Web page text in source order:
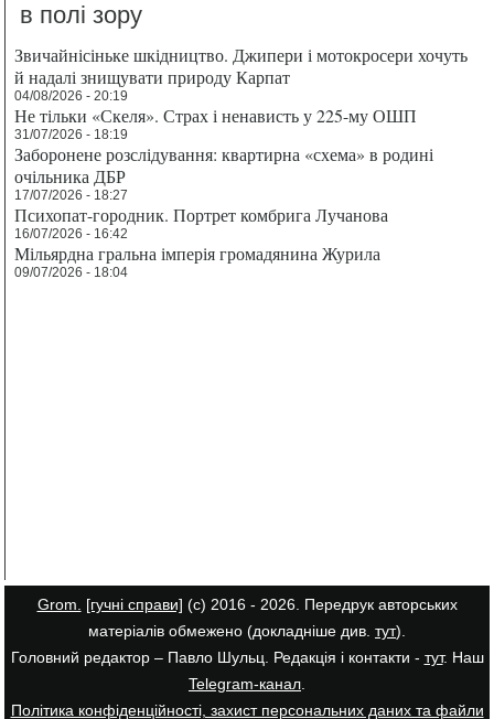
в полі зору
Звичайнісіньке шкідництво. Джипери і мотокросери хочуть
й надалі знищувати природу Карпат
04/08/2026 - 20:19
Не тільки «Скеля». Страх і ненависть у 225-му ОШП
31/07/2026 - 18:19
Заборонене розслідування: квартирна «схема» в родині
очільника ДБР
17/07/2026 - 18:27
Психопат-городник. Портрет комбрига Лучанова
16/07/2026 - 16:42
Мільярдна гральна імперія громадянина Журила
09/07/2026 - 18:04
Grom. [гучні справи] (с) 2016 - 2026. Передрук авторських
матеріалів обмежено (докладніше див. тут).
Головний редактор – Павло Шульц. Редакція і контакти - тут. Наш
Telegram-канал
Політика конфіденційності, захист персональних даних та файли